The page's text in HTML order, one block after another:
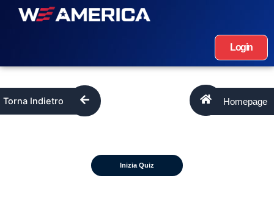
Login
Homepage